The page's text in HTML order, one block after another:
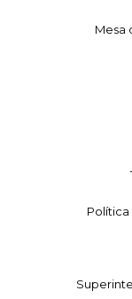
Mesa